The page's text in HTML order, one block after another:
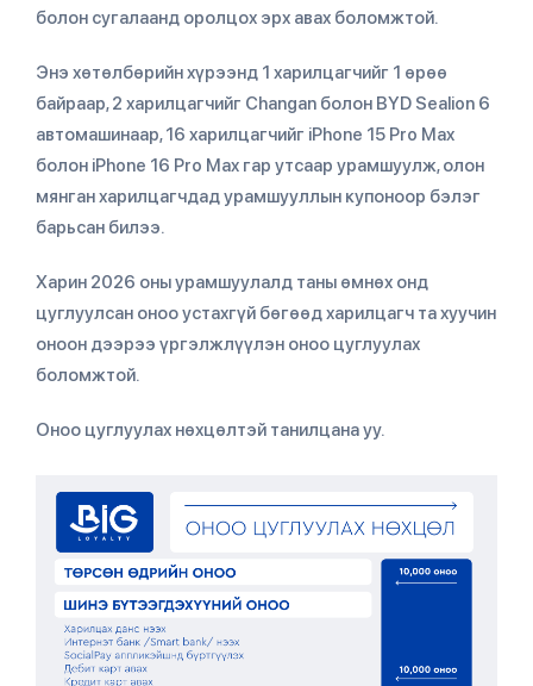
болон сугалаанд оролцох эрх авах боломжтой.
Энэ хөтөлбөрийн хүрээнд 1 харилцагчийг 1 өрөө
байраар, 2 харилцагчийг Changan болон BYD Sealion 6
автомашинаар, 16 харилцагчийг iPhone 15 Pro Max
болон iPhone 16 Pro Max гар утсаар урамшуулж, олон
мянган харилцагчдад урамшууллын купоноор бэлэг
барьсан билээ.
Харин 2026 оны урамшуулалд таны өмнөх онд
цуглуулсан оноо устахгүй бөгөөд харилцагч та хуучин
оноон дээрээ үргэлжлүүлэн оноо цуглуулах
боломжтой.
Оноо цуглуулах нөхцөлтэй танилцана уу.